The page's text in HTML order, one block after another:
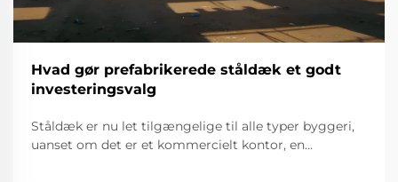
Hvad gør prefabrikerede ståldæk et godt
investeringsvalg
Ståldæk er nu let tilgængelige til alle typer byggeri,
uanset om det er et kommercielt kontor, en